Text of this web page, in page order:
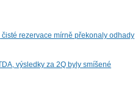
rezervace mírně překonaly odhady
výsledky za 2Q byly smíšené